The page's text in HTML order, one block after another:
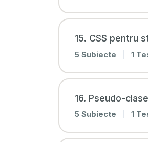
15. CSS pentru
5 Subiecte 1
16. Pseudo-
5 Subiecte 1